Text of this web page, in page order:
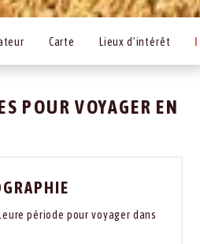
Carte Lieux d’intérêt
POUR VOYAGER EN
période pour voyager dans